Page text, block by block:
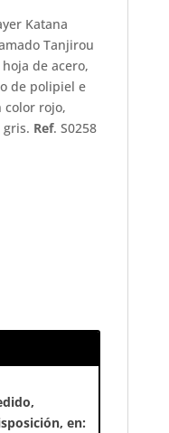
Katana
Tanjirou
de acero,
de polipiel e
color rojo,
gris. Ref. S0258
en: